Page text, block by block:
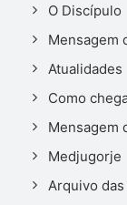
O Discípulo
Mensagem
Atualidades
Como
Mensagem
Medjugorje
Arquivo